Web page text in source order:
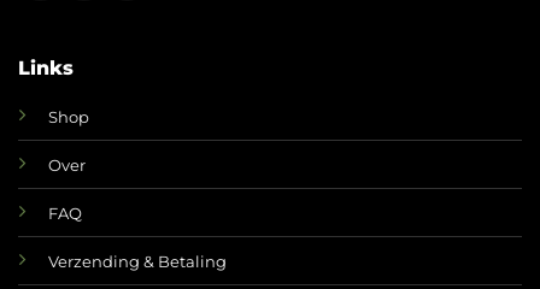
Links
Shop
Over
FAQ
Verzending & Betaling